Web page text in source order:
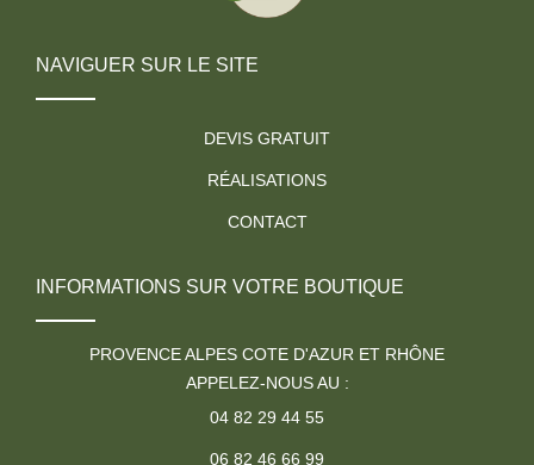
NAVIGUER SUR LE SITE
DEVIS GRATUIT
RÉALISATIONS
CONTACT
INFORMATIONS SUR VOTRE BOUTIQUE
PROVENCE ALPES COTE D'AZUR ET RHÔNE
APPELEZ-NOUS AU :
04 82 29 44 55
06 82 46 66 99